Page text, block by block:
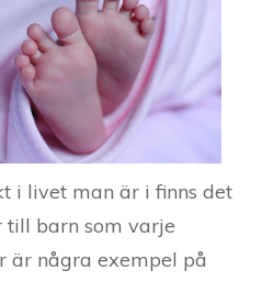
i livet man är i finns det
barn som varje
är några exempel på